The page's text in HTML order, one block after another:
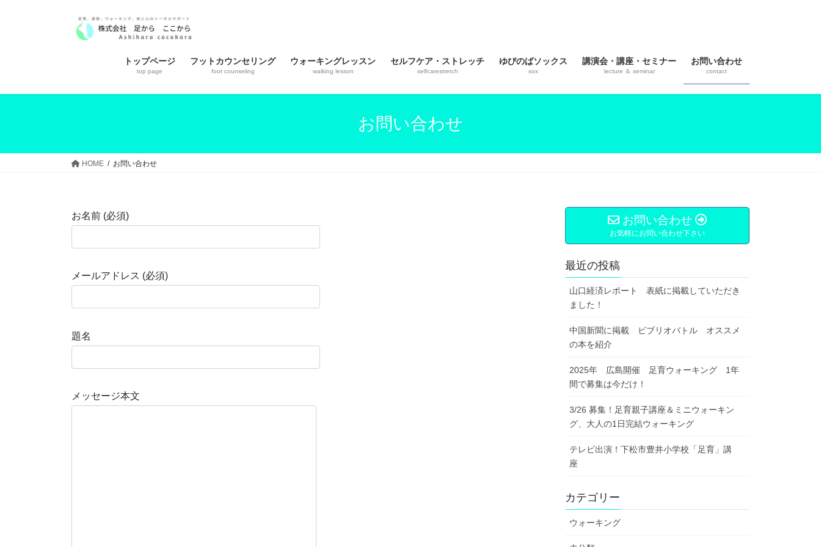
ス
ン
トップページ
top page
フットカウンセリング
foot counseling
ウォーキングレッスン
walking lesson
セルフケア・ストレッチ
selfcarestretch
ゆびのばソックス
sox
講演会・講座・セミナー
lecture ＆ seminar
お問い合わせ
contact
お問い合わせ
HOME お問い合わせ
お名前 (必須)
メールアドレス (必須)
題名
メッセージ本文
お問い合わせ
お気軽にお問い合わせ下さい
最近の投稿
山口経済レポート 表紙に掲載していただき
ました！
中国新聞に掲載 ビブリオバトル オススメ
の本を紹介
2025年 広島開催 足育ウォーキング 1年
間で募集は今だけ！
3/26 募集！足育親子講座＆ミニウォーキン
グ、大人の1日完結ウォーキング
テレビ出演！下松市豊井小学校「足育」講
座
カテゴリー
ウォーキング